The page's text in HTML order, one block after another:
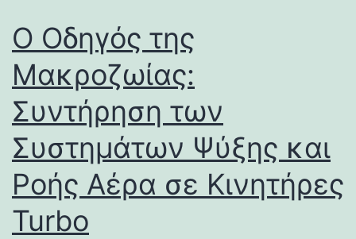
Ο Οδηγός της
Μακροζωίας:
Συντήρηση των
Συστημάτων Ψύξης και
Ροής Αέρα σε Κινητήρες
Turbo